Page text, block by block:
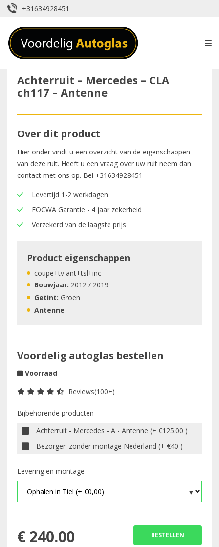
+31634928451
Achterruit – Mercedes – CLA
ch117 – Antenne
Over dit product
Hier onder vindt u een overzicht van de eigenschappen
van deze ruit. Heeft u een vraag over uw ruit neem dan
contact met ons op. Bel +31634928451
Levertijd 1-2 werkdagen
FOCWA Garantie - 4 jaar zekerheid
Verzekerd van de laagste prijs
Product eigenschappen
coupe+tv ant+tsl+inc
Bouwjaar: 2012 / 2019
Getint: Groen
Antenne
Voordelig autoglas bestellen
Voorraad
Reviews(100+)
Bijbehorende producten
Achterruit - Mercedes - A - Antenne (+ €125.00 )
Bezorgen zonder montage Nederland (+ €40 )
Levering en montage
€ 240.00 BESTELLEN